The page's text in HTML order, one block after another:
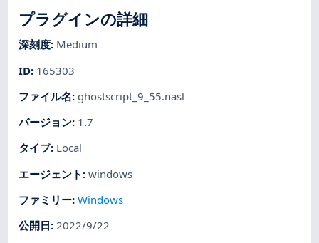
プラグインの詳細
深刻度: Medium
ID: 165303
ファイル名: ghostscript_9_55.nasl
バージョン: 1.7
タイプ: Local
エージェント :windows
ファミリー:Windows
公開日:2022/9/22